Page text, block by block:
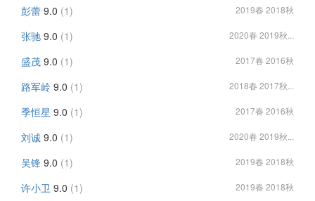
彭蕾 9.0 (1) 2019春 2018秋
张驰 9.0 (1) 2020春 2019秋...
盛茂 9.0 (1) 2017春 2016秋
路军岭 9.0 (1) 2018春 2017秋...
季恒星 9.0 (1) 2017春 2016秋
刘诚 9.0 (1) 2020春 2019秋...
吴锋 9.0 (1) 2019春 2018秋
许小卫 9.0 (1) 2019春 2018秋